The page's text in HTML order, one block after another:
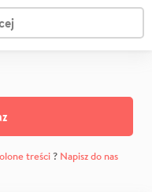
treści? Napisz do nas